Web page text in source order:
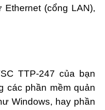
(cổng LAN),
TTP-247 của bạn
các phần mềm quản
Windows, hay phần